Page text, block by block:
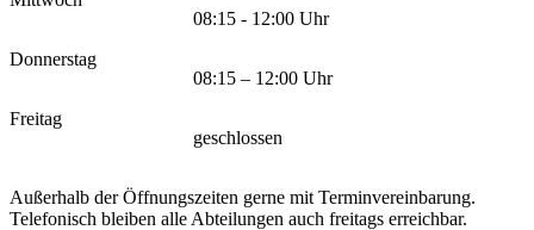
08:15 - 12:00 Uhr
Donnerstag
08:15 – 12:00 Uhr
Freitag
geschlossen
Außerhalb der Öffnungszeiten gerne mit Terminvereinbarung.
Telefonisch bleiben alle Abteilungen auch freitags erreichbar.